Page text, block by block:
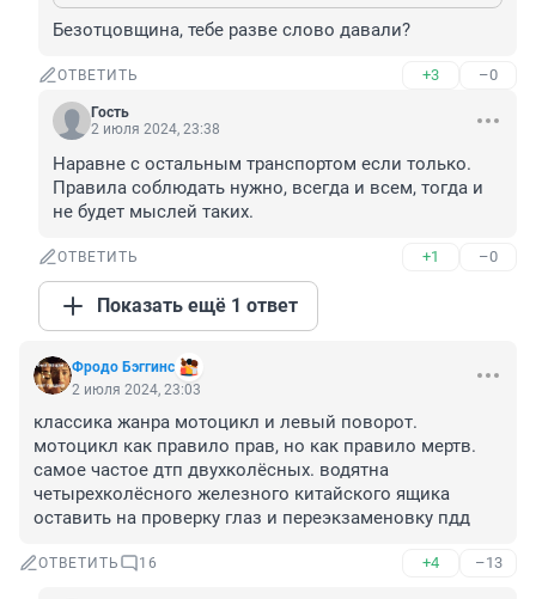
Безотцовщина, тебе разве слово давали?
ОТВЕТИТЬ +3 –0
Гость
2 июля 2024, 23:38
Наравне с остальным транспортом если только.
Правила соблюдать нужно, всегда и всем, тогда и
не будет мыслей таких.
ОТВЕТИТЬ +1 –0
Показать ещё 1 ответ
Фродо Бэггинс
2 июля 2024, 23:03
классика жанра мотоцикл и левый поворот.
мотоцикл как правило прав, но как правило мертв.
самое частое дтп двухколёсных. водятна
четырехколёсного железного китайского ящика
оставить на проверку глаз и переэкзаменовку пдд
ОТВЕТИТЬ 16 +4 –13